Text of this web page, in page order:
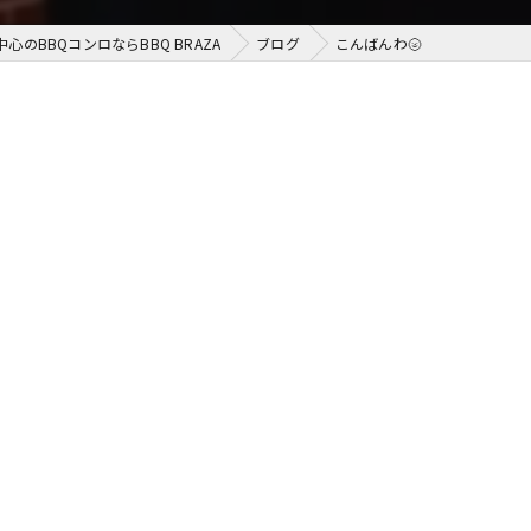
心のBBQコンロならBBQ BRAZA ブログ こんばんわ🌝